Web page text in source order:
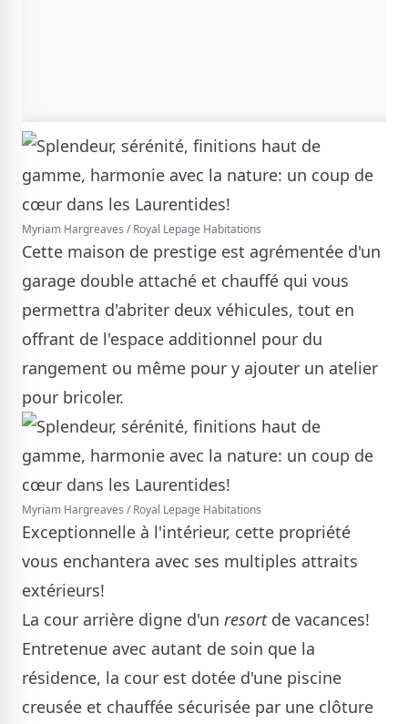
Myriam Hargreaves / Royal Lepage Habitations
Cette maison de prestige est agrémentée d'un
garage double attaché et chauffé qui vous
permettra d'abriter deux véhicules, tout en
offrant de l'espace additionnel pour du
rangement ou même pour y ajouter un atelier
pour bricoler.
Myriam Hargreaves / Royal Lepage Habitations
Exceptionnelle à l'intérieur, cette propriété
vous enchantera avec ses multiples attraits
extérieurs!
La cour arrière digne d'un resortde vacances!
Entretenue avec autant de soin que la
résidence, la cour est dotée d'une piscine
creusée et chauffée sécurisée par une clôture